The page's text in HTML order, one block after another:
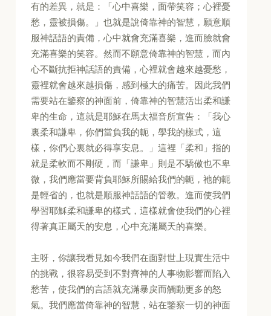
有的差異，就是：「心中喜樂，面帶笑容；心裡憂
愁，靈被損傷。」也就是說倚靠神的智慧，願意順
服神話語的責備，心中就會充滿喜樂，進而臉就會
充滿喜樂的笑容。然而不願意倚靠神的智慧，而內
心不斷抗拒神話語的責備，心裡就會越來越憂愁，
靈裡就會越來越損傷，感到極大的痛苦。因此我們
需要站在鑒察的神面前，倚靠神的智慧活出柔和謙
卑的生命，這就是耶穌在馬太福音所宣告：「我心
裏柔和謙卑，你們當負我的軛，學我的樣式，這
樣，你們心裏就必得享安息。」這裡「柔和」指的
就是柔軟而不剛硬，而「謙卑」則是不驕傲也不卑
微，我們應當要背負耶穌所賜給我們的軛，祂的軛
是輕省的，也就是順服神話語的管教。進而使我們
學習耶穌柔和謙卑的樣式，這樣就會使我們的心裡
得著真正屬天的安息，心中充滿屬天的喜樂。
主呀，你讓我看見如今我們在面對世上現實生活中
的挑戰，很容易受到不對齊神的人事物影響而陷入
愁苦，使我們的言語就充滿暴戾而觸動更多的怒
氣。我們應當倚靠神的智慧，站在鑒察一切的神面